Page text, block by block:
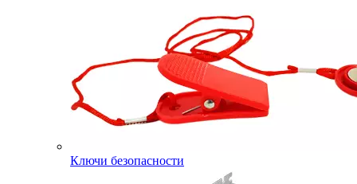
Ключи безопасности